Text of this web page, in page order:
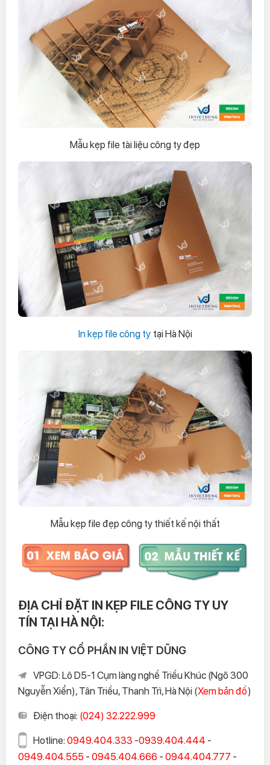
Mẫu kẹp file tài liệu công ty đẹp
In kẹp file công ty tại Hà Nội
Mẫu kẹp file đẹp công ty thiết kế nội thất
ĐỊA CHỈ ĐẶT IN KẸP FILE CÔNG TY UY
TÍN TẠI HÀ NỘI:
CÔNG TY CỔ PHẦN IN VIỆT DŨNG
VPGD: Lô D5-1 Cụm làng nghề Triều Khúc (Ngõ 300
Nguyễn Xiển), Tân Triều, Thanh Trì, Hà Nội (Xem bản đồ)
Điện thoại: (024) 32.222.999
Hotline: 0949.404.333 -0939.404.444 -
0949.404.555 - 0945.404.666 - 0944.404.777 -